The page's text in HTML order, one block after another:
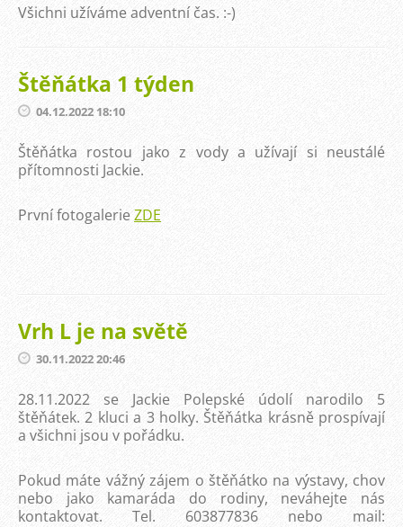
Všichni užíváme adventní čas. :-)
Štěňátka 1 týden
04.12.2022 18:10
Štěňátka rostou jako z vody a užívají si neustálé
přítomnosti Jackie.
První fotogalerie ZDE
Vrh L je na světě
30.11.2022 20:46
28.11.2022 se Jackie Polepské údolí narodilo 5
štěňátek. 2 kluci a 3 holky. Štěňátka krásně prospívají
a všichni jsou v pořádku.
Pokud máte vážný zájem o štěňátko na výstavy, chov
nebo jako kamaráda do rodiny, neváhejte nás
kontaktovat. Tel. 603877836 nebo mail: